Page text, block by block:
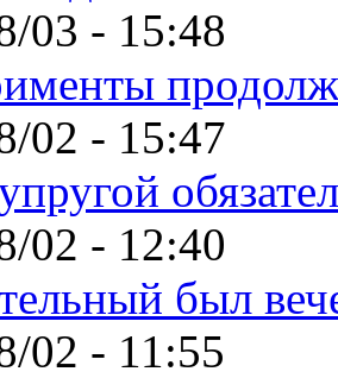
03 - 15:48
02 - 15:47
02 - 12:40
был
02 - 11:55